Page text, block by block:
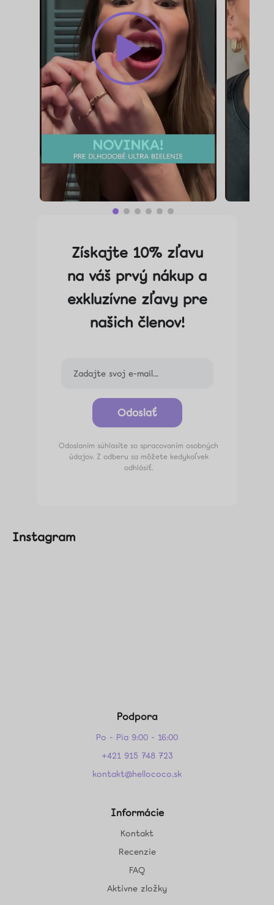
Získajte 10% zľavu
na váš prvý nákup a
exkluzívne zľavy pre
našich členov!
Odoslať
Odoslaním súhlasíte so spracovaním osobných
údajov. Z odberu sa môžete kedykoľvek
odhlásiť.
Instagram
Podpora
Po - Pia 9:00 - 16:00
+421 915 748 723
kontakt@hellococo.sk
Informácie
Kontakt
Recenzie
FAQ
Aktívne zložky